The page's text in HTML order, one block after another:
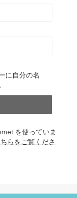
に自分の名
を使っていま
らをご覧くださ